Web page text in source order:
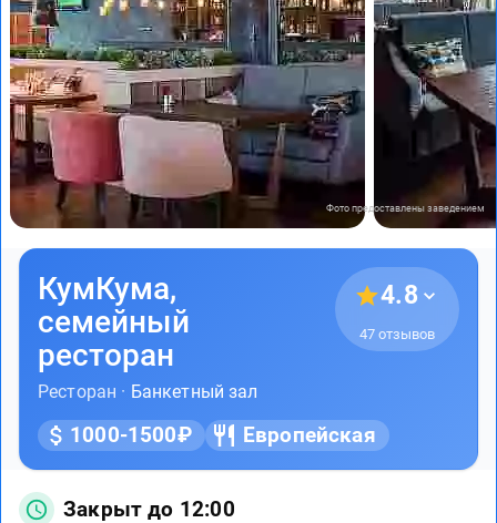
Фото предоставлены заведением
КумКума,
семейный
ресторан
Ресторан · Банкетный зал
4.8
47 отзывов
1000-1500₽ Европейская
Закрыт до 12:00